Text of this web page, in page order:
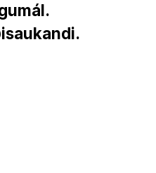
3248bd
6fc4fb